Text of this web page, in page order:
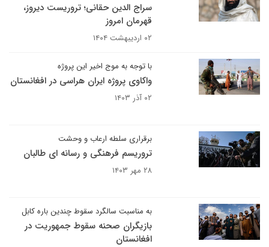
سراج الدین حقانی؛ تروریست دیروز،
قهرمان امروز
۰۲ اردیبهشت ۱۴۰۴
با توجه به موج اخیر این پروژه
واکاوی پروژه ایران هراسی در افغانستان
۰۲ آذر ۱۴۰۳
برقراری سلطه ارعاب و وحشت
تروریسم فرهنگی و رسانه ای طالبان
۲۸ مهر ۱۴۰۳
به مناسبت سالگرد سقوط چندین باره کابل
بازیگران صحنه سقوط جمهوریت در
افغانستان